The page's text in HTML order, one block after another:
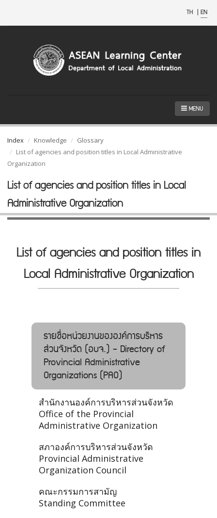
TH | EN
MENU
Index Knowledge
Glossary
List of agencies and position titles in Local Administrative
Organization
List of agencies and position titles in Local
Administrative Organization
List of agencies and position titles in
Local Administrative Organization
รายชื่อหน่วยงานขององค์การบริหาร
ส่วนจังหวัด (อบจ.) - Directory of
Provincial Administrative
Organizations (PAO)
สำนักงานองค์การบริหารส่วนจังหวัด
Office of the Provincial
Administrative Organization
สภาองค์การบริหารส่วนจังหวัด
Provincial Administrative
Organization Council
คณะกรรมการสามัญ
Standing Committee